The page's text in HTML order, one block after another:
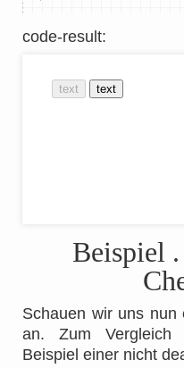
code-result:
Beispiel
Schauen wir uns nun
an. Zum
Beispiel einer nicht